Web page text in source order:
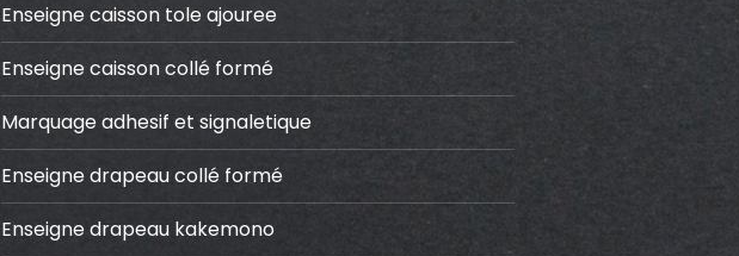
Enseigne caisson tole ajouree
Enseigne caisson collé formé
Marquage adhesif et signaletique
Enseigne drapeau collé formé
Enseigne drapeau kakemono